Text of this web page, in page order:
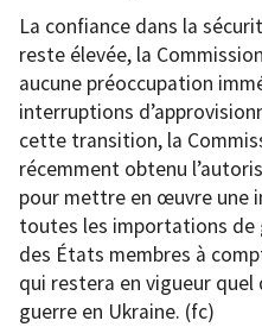
La confiance dans la
reste élevée, la
aucune préoccupation
interruptions
cette transition, la
récemment obtenu
pour mettre en œuvre une
toutes les importations de
des États membres à
qui restera en vigueur quel
guerre en Ukraine. (fc)